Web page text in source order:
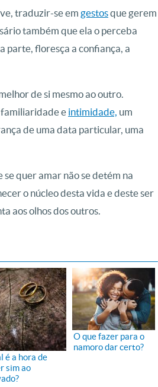
traduzir-se em gestosque gerem
também que ela o perceba
parte, floresça a confiança, a
de si mesmo ao outro.
familiaridade e intimidade, um
de uma data particular, uma
quer amar não se detém na
o núcleo desta vida e deste ser
aos olhos dos outros.
é a hora de
sim ao
O que fazer para o
namoro dar certo?